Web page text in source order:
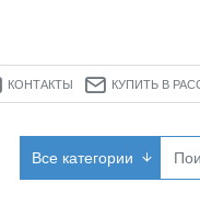
КОНТАКТЫ КУПИТЬ В
Все категории